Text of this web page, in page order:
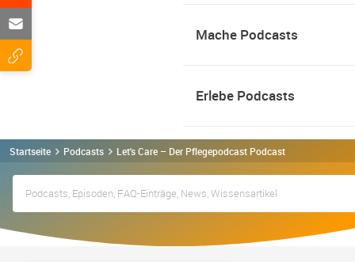
Mache Podcasts
Erlebe Podcasts
Startseite Podcasts Let's Care – Der Pflegepodcast Podcast